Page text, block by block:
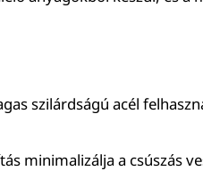
szilárdságú acél
minimalizálja a csúszás